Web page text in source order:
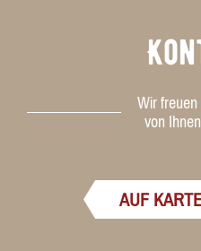
Wir
von
AUF